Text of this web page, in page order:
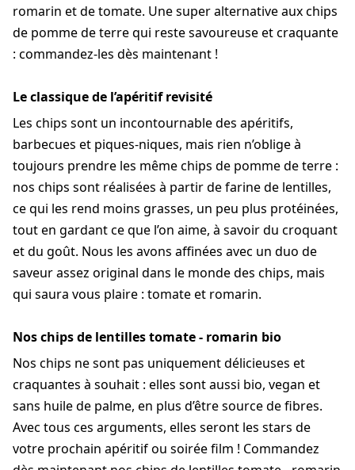
romarin et de tomate. Une super alternative aux chips
de pomme de terre qui reste savoureuse et craquante
: commandez-les dès maintenant !
Le classique de l’apéritif revisité
Les chips sont un incontournable des apéritifs,
barbecues et piques-niques, mais rien n’oblige à
toujours prendre les même chips de pomme de terre :
nos chips sont réalisées à partir de farine de lentilles,
ce qui les rend moins grasses, un peu plus protéinées,
tout en gardant ce que l’on aime, à savoir du croquant
et du goût. Nous les avons affinées avec un duo de
saveur assez original dans le monde des chips, mais
qui saura vous plaire : tomate et romarin.
Nos chips de lentilles tomate - romarin bio
Nos chips ne sont pas uniquement délicieuses et
craquantes à souhait : elles sont aussi bio, vegan et
sans huile de palme, en plus d’être source de fibres.
Avec tous ces arguments, elles seront les stars de
votre prochain apéritif ou soirée film ! Commandez